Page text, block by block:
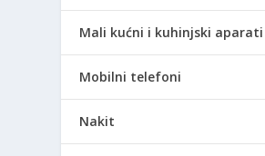
Mali kućni i kuhinjski aparati
Mobilni telefoni
Nakit